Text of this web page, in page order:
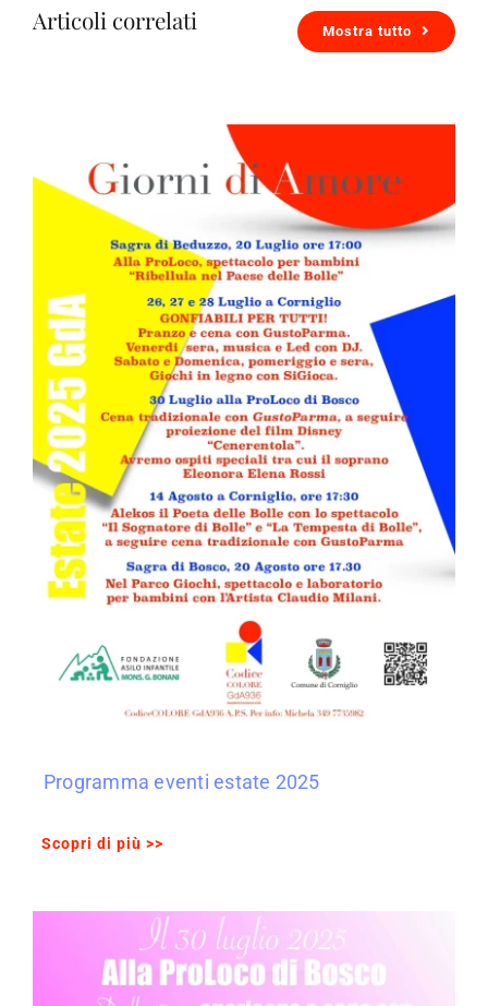
Articoli correlati Mostra tutto
Programma eventi estate 2025
Scopri di più >>